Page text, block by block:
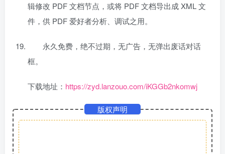
辑修改 PDF 文档节点，或将 PDF 文档导出成 XML 文
件，供 PDF 爱好者分析、调试之用。
永久免费，绝不过期，无广告，无弹出废话对话
框。
下载地址： https://zyd.lanzouo.com/iKGGb2nkomwj
版权声明